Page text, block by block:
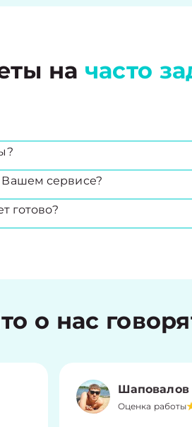
на часто
сервисе?
готово?
о нас
Шаповалов
Оценка работы